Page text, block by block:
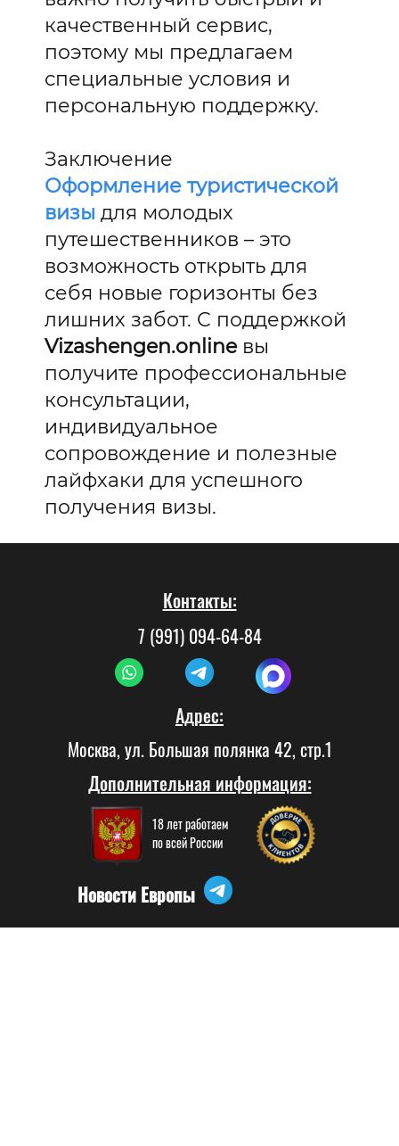
качественный сервис,
поэтому мы предлагаем
специальные условия и
персональную поддержку.
Заключение
Оформление туристической
визы для молодых
путешественников – это
возможность открыть для
себя новые горизонты без
лишних забот. С поддержкой
Vizashengen.onlineвы
получите профессиональные
консультации,
индивидуальное
сопровождение и полезные
лайфхаки для успешного
получения визы.
Контакты:
7 (991) 094-64-84
Адрес:
Москва, ул. Большая полянка 42, стр.1
Дополнительная информация:
18 лет работаем
по всей России
Новости Европы